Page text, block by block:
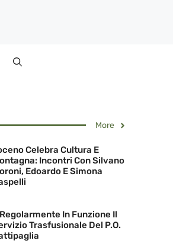
More
Celebra Cultura E
Incontri Con Silvano
Edoardo E Simona
In Funzione Il
Trasfusionale Del P.O.